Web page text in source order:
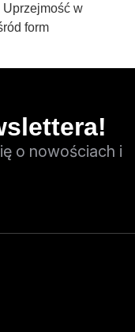
Uprzejmość w
form
o nowościach i